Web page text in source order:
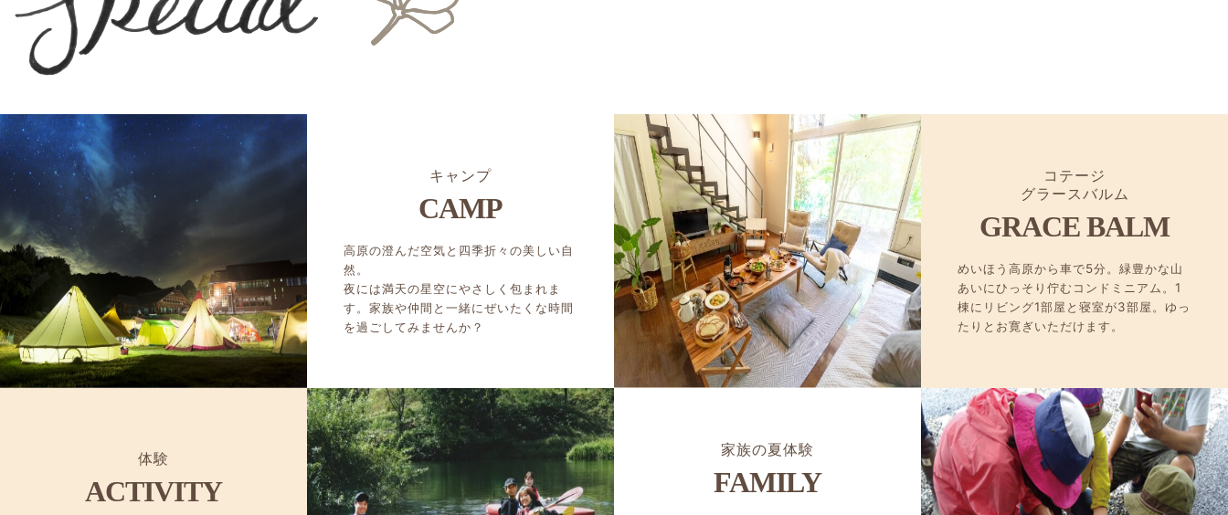
キャンプ
CAMP
高原の澄んだ空気と四季折々の美しい自
然。
夜には満天の星空にやさしく包まれま
す。家族や仲間と一緒にぜいたくな時間
を過ごしてみませんか？
コテージ
グラースバルム
GRACE BALM
めいほう高原から車で5分。緑豊かな山
あいにひっそり佇むコンドミニアム。1
棟にリビング1部屋と寝室が3部屋。ゆっ
たりとお寛ぎいただけます。
体験
ACTIVITY
家族の夏体験
FAMILY